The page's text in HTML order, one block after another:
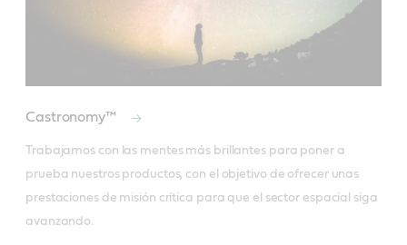
Castronomy™
Trabajamos con las mentes más brillantes para poner a
prueba nuestros productos, con el objetivo de ofrecer unas
prestaciones de misión crítica para que el sector espacial siga
avanzando.